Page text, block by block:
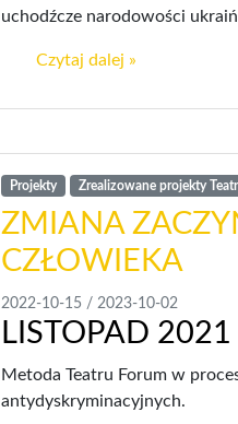
uchodźcze narodowości
Czytaj dalej »
Projekty Zrealizowane projekty
ZMIANA
CZŁOWIEKA
2022-10-15 / 2023-10-02
LISTOPAD
Metoda Teatru Forum w
antydyskryminacyjnych.